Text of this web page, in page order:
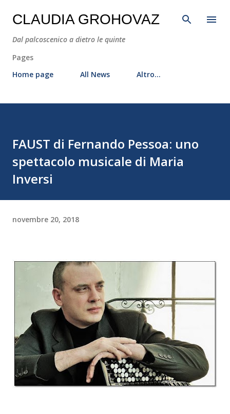
Passa ai contenuti principali
CLAUDIA GROHOVAZ
Dal palcoscenico a dietro le quinte
Pages
Home page
All News Altro…
FAUST di Fernando Pessoa: uno
spettacolo musicale di Maria
Inversi
novembre 20, 2018